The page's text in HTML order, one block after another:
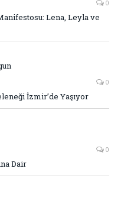
0
Lena, Leyla ve
0
İzmir’de Yaşıyor
0
Dair